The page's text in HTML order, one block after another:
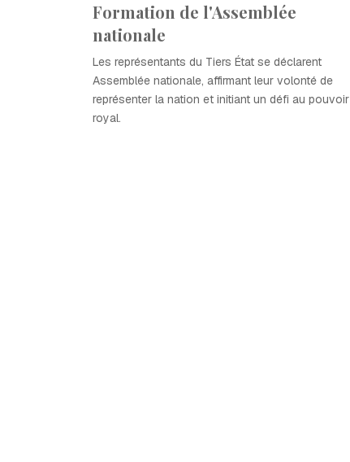
Formation de l'Assemblée
nationale
Les représentants du Tiers État se déclarent
Assemblée nationale, affirmant leur volonté de
représenter la nation et initiant un défi au pouvoir
royal.